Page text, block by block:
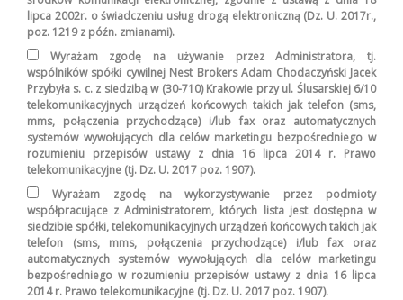
lipca 2002r. o świadczeniu usług drogą elektroniczną (Dz. U. 2017r.,
poz. 1219 z późn. zmianami).
Wyrażam zgodę na używanie przez Administratora, tj.
wspólników spółki cywilnej Nest Brokers Adam Chodaczyński Jacek
Przybyła s. c. z siedzibą w (30-710) Krakowie przy ul. Ślusarskiej 6/10
telekomunikacyjnych urządzeń końcowych takich jak telefon (sms,
mms, połączenia przychodzące) i/lub fax oraz automatycznych
systemów wywołujących dla celów marketingu bezpośredniego w
rozumieniu przepisów ustawy z dnia 16 lipca 2014 r. Prawo
telekomunikacyjne (tj. Dz. U. 2017 poz. 1907).
Wyrażam zgodę na wykorzystywanie przez podmioty
współpracujące z Administratorem, których lista jest dostępna w
siedzibie spółki, telekomunikacyjnych urządzeń końcowych takich jak
telefon (sms, mms, połączenia przychodzące) i/lub fax oraz
automatycznych systemów wywołujących dla celów marketingu
bezpośredniego w rozumieniu przepisów ustawy z dnia 16 lipca
2014 r. Prawo telekomunikacyjne (tj. Dz. U. 2017 poz. 1907).